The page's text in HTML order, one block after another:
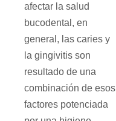
afectar la salud
bucodental, en
general, las caries y
la gingivitis son
resultado de una
combinación de esos
factores potenciada